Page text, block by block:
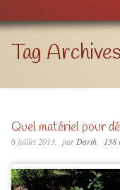
Aller à:
Tag
Quel matériel pour
6 juillet 2013 parDarth 138